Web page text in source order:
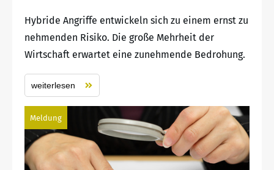
Hybride Angriffe entwickeln sich zu einem ernst zu
nehmenden Risiko. Die große Mehrheit der
Wirtschaft erwartet eine zunehmende Bedrohung.
weiterlesen
Meldung